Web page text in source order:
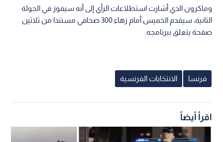
وماكرون الذي أشارت استطلاعات الرأي إلى أنه سيفوز في الجولة
الثانية، سيقدم الخميس أمام زهاء 300 صحافي مستندا من ثلاثين
صفحة يتعلق ببرنامجه.
فرنسا الانتخابات الفرنسية
اقرأ أيضاً